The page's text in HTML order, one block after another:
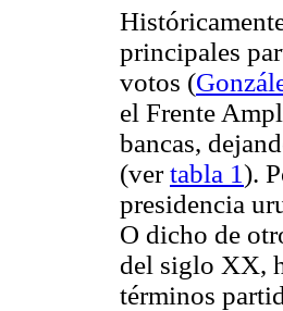
principales
votos (
el Frente
bancas,
(vertabla 1).
presidencia
O dicho de
del siglo XX,
términos